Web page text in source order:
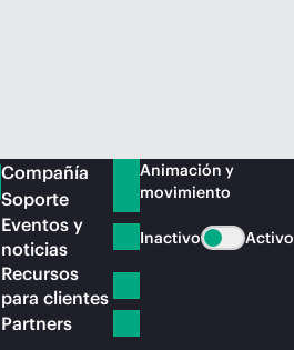
Compañía
Soporte
Eventos y
noticias
Recursos
para clientes
Partners
Animación y
movimiento
Inactivo Activo